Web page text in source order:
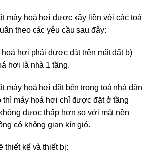
máy hoá hơi được xây liền với các toà
theo các yêu cầu sau đây:
hoá hơi phải được đặt trên mặt đất b)
hơi là nhà 1 tầng.
máy hoá hơi đặt bên trong toà nhà dân
thì máy hoá hơi chỉ được đặt ở tầng
được thấp hơn so với mặt nền
có không gian kín gió.
thiết kế và thiết bị: